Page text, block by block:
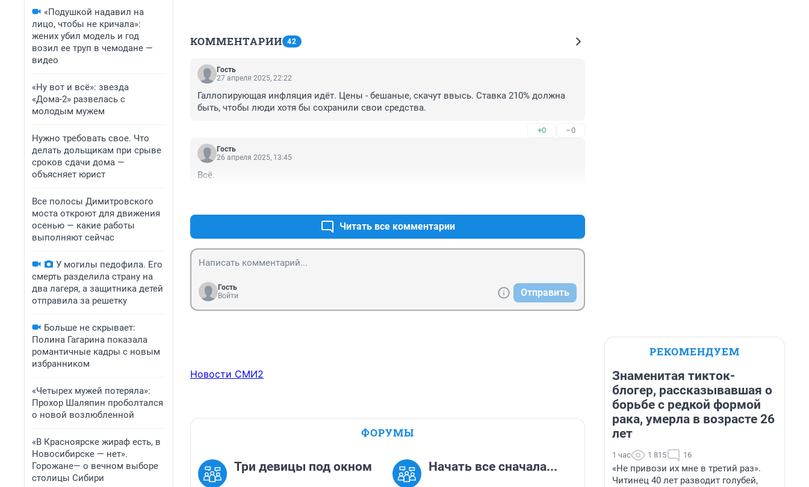
«Подушкой надавил на
лицо, чтобы не кричала»:
жених убил модель и год
возил ее труп в чемодане —
видео
«Ну вот и всё»: звезда
«Дома-2» развелась с
молодым мужем
Нужно требовать свое. Что
делать дольщикам при срыве
сроков сдачи дома —
объясняет юрист
Все полосы Димитровского
моста откроют для движения
осенью — какие работы
выполняют сейчас
У могилы педофила. Его
смерть разделила страну на
два лагеря, а защитника детей
отправила за решетку
Больше не скрывает:
Полина Гагарина показала
романтичные кадры с новым
избранником
«Четырех мужей потеряла»:
Прохор Шаляпин проболтался
о новой возлюбленной
«В Красноярске жираф есть, в
Новосибирске — нет».
Горожане— о вечном выборе
столицы Сибири
КОММЕНТАРИИ 42
Гость
27 апреля 2025, 22:22
Галлопирующая инфляция идёт. Цены - бешаные, скачут ввысь. Ставка 210% должна
быть, чтобы люди хотя бы сохранили свои средства.
+0 –0
Гость
26 апреля 2025, 13:45
Всё.
Читать все комментарии
Гость
Войти
Отправить
Новости СМИ2
ФОРУМЫ
Три девицы под окном Начать все сначала...
РЕКОМЕНДУЕМ
Знаменитая тикток-
блогер, рассказывавшая о
борьбе с редкой формой
рака, умерла в возрасте 26
лет
1 час 1 815 16
«Не привози их мне в третий раз».
Читинец 40 лет разводит голубей,